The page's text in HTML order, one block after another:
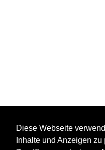
Diese Webseite
Inhalte und Anzeigen